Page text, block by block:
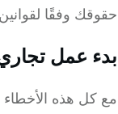
وفقًا لقوانين
عمل تجاري
هذه الأخطاء